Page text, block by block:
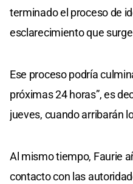
terminado el proceso de
esclarecimiento que
Ese proceso podría
próximas 24 horas”, es
jueves, cuando arribarán
Al mismo tiempo, Faurie
contacto con las